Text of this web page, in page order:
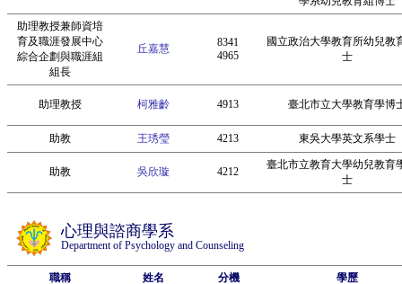
助理教授兼師資培
育及職涯發展中心
綜合企劃與職涯組
組長
丘嘉慧
8341
4965
國立政治大學教育所幼兒教
士
助理教授 柯雅齡 4913 臺北市立大學教育學博
助教 王琇瑩 4213 東吳大學英文系學士
助教 吳欣璇 4212
臺北市立教育大學幼兒教育
士
心理與諮商學系
Department of Psychology and Counseling
職稱 姓名 分機 學歷